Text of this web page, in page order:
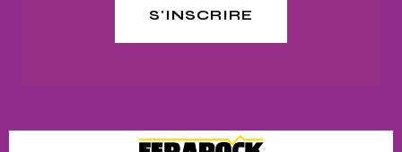
S'INSCRIRE